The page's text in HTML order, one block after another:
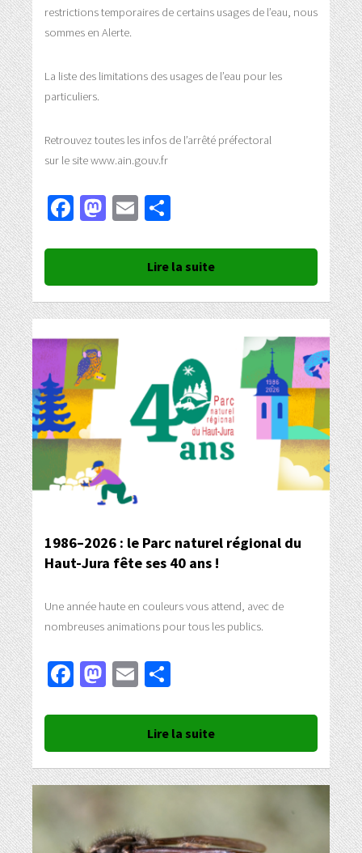
restrictions temporaires de certains usages de l’eau, nous
sommes en Alerte.
La liste des limitations des usages de l’eau pour les
particuliers.
Retrouvez toutes les infos de l’arrêté préfectoral
sur le site www.ain.gouv.fr
Facebook
Mastodon
Email
Lire la suite
1986–2026 : le Parc naturel régional du
Haut-Jura fête ses 40 ans !
Une année haute en couleurs vous attend, avec de
nombreuses animations pour tous les publics.
Facebook
Mastodon
Email
Lire la suite